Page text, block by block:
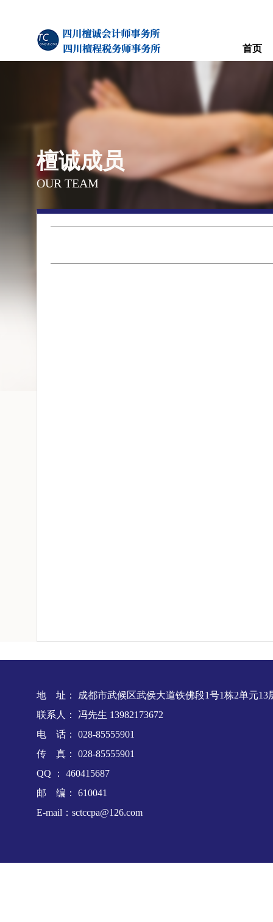
首页
檀诚成员
OUR TEAM
地 址： 成都市武候区武侯大道铁佛段1号1栋2单元13
联系人： 冯先生 13982173672
电 话： 028-85555901
传 真： 028-85555901
QQ ： 460415687
邮 编： 610041
E-mail：sctccpa@126.com